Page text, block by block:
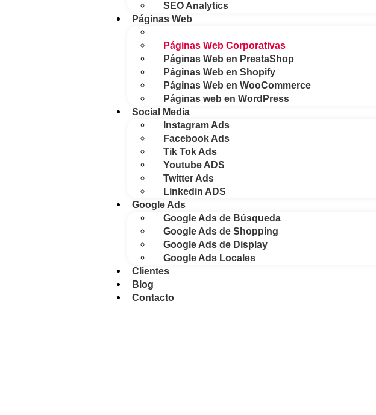
SEO Analytics
Páginas Web
Páginas Web Corporativas
Páginas Web en PrestaShop
Páginas Web en Shopify
Páginas Web en WooCommerce
Páginas web en WordPress
Social Media
Instagram Ads
Facebook Ads
Tik Tok Ads
Youtube ADS
Twitter Ads
Linkedin ADS
Google Ads
Google Ads de Búsqueda
Google Ads de Shopping
Google Ads de Display
Google Ads Locales
Clientes
Blog
Contacto